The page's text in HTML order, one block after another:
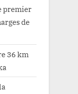
premier
de
36 km